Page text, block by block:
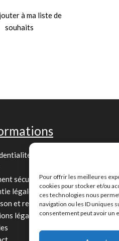
Pour offrir les meilleures
cookies pour stocker et/ou
ces technologies nous
navigation ou les ID uniques
consentement peut avoir un
à ma liste de
souhaits
sécurisé
légale
et retour
légales